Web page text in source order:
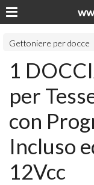
Gettoniere per docce
1
per
con
Incluso
12Vcc